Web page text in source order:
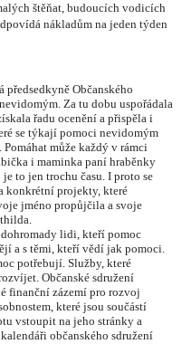
štěňat, budoucích vodicích
nákladům na jeden týden
Občanského
Za tu dobu uspořádala
řadu ocenění a přispěla i
se týkají pomoci nevidomým
může každý v rámci
i maminka paní hraběnky
to jen trochu času. I proto se
konkrétní projekty, které
jméno propůjčila a svoje
lidi, kteří pomoc
a s těmi, kteří vědí jak pomoci.
potřebují. Služby, které
Občanské sdružení
finanční zázemí pro rozvoj
které jsou součástí
vstoupit na jeho stránky a
občanského sdružení